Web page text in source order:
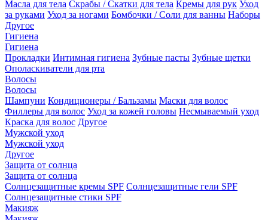
Масла для тела Скрабы / Скатки для тела Кремы для рук Уход
за руками Уход за ногами Бомбочки / Соли для ванны Наборы
Другое
Гигиена
Гигиена
Прокладки Интимная гигиена Зубные пасты Зубные щетки
Ополаскиватели для рта
Волосы
Волосы
Шампуни Кондиционеры / Бальзамы Маски для волос
Филлеры для волос Уход за кожей головы Несмываемый уход
Краска для волос Другое
Мужской уход
Мужской уход
Другое
Защита от солнца
Защита от солнца
Солнцезащитные кремы SPF Солнцезащитные гели SPF
Солнцезащитные стики SPF
Макияж